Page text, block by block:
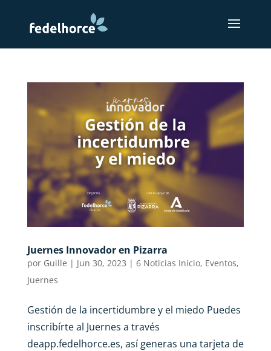
Juernes Innovador en Pizarra
por Guille | Jun 30, 2023 | 6 Noticias Inicio, Eventos,
Juernes
Gestión de la incertidumbre y el miedo Puedes
inscribírte al Juernes a través
deapp.fedelhorce.es, así generas una tarjeta de